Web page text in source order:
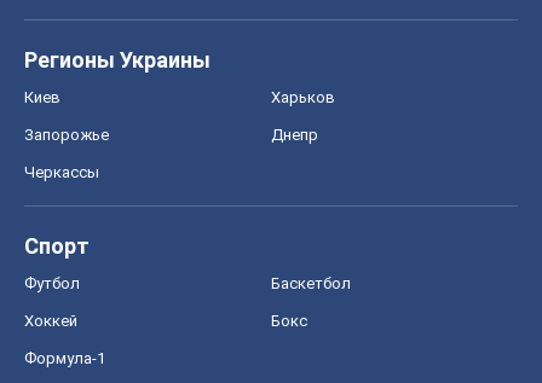
Регионы Украины
Киев Харьков
Запорожье Днепр
Черкассы
Спорт
Футбол Баскетбол
Хоккей Бокс
Формула-1